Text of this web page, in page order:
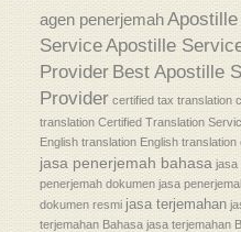
agen penerjemah Apostille
ServiceApostille
Provider Best Apostille
Provider certified tax translation
translation Certified Translation
English translation English
jasa penerjemah bahasa jasa
penerjemah dokumen jasa
dokumen resmi jasa terjemahan
terjemahan Bahasa jasa terjemahan